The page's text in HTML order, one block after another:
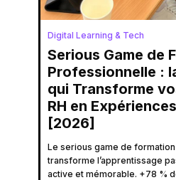
Digital Learning & Tech
Serious Game de
Professionnelle :
qui Transforme
RH en
[2026]
Le serious game de
transforme l’apprentissage
active et mémorable. +78 %